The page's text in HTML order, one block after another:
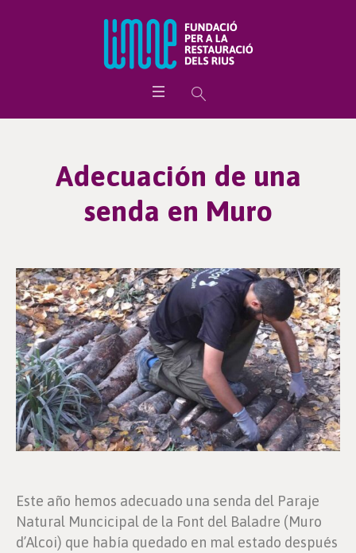
Adecuación de una
senda en Muro
Este año hemos adecuado una senda del Paraje
Natural Muncicipal de la Font del Baladre (Muro
d’Alcoi) que había quedado en mal estado después